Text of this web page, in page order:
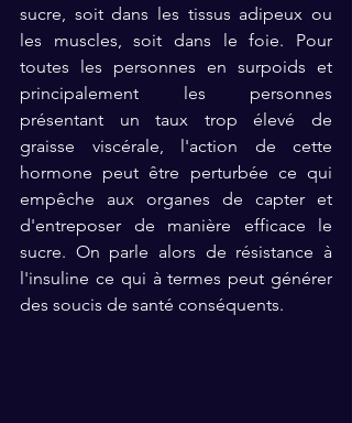
sucre, soit dans les tissus adipeux ou
les muscles, soit dans le foie. Pour
toutes les personnes en surpoids et
principalement les personnes
présentant un taux trop élevé de
graisse viscérale, l'action de cette
hormone peut être perturbée ce qui
empêche aux organes de capter et
d'entreposer de manière efficace le
sucre. On parle alors de résistance à
l'insuline ce qui à termes peut générer
des soucis de santé conséquents.